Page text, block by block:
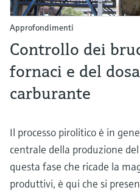
Approfondimenti
Controllo dei
fornaci e del
carburante
Il processo pirolitico è in
centrale della produzione
questa fase che ricade la
produttivi, è qui che si